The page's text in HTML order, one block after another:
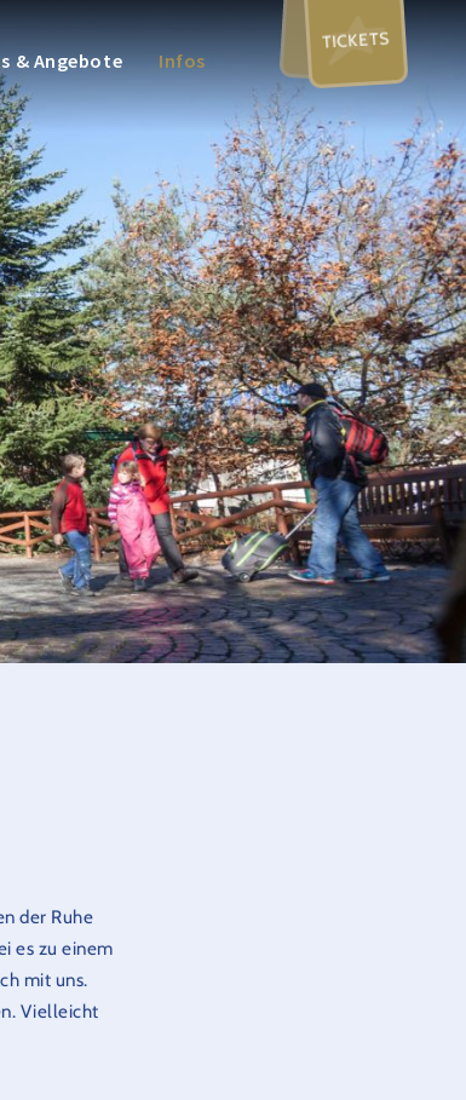
& Angebote Infos
TICKETS
der Ruhe
es zu einem
mit uns.
Vielleicht